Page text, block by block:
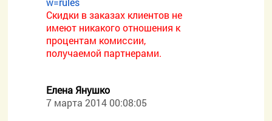
Скидки в заказах клиентов не
имеют никакого отношения к
процентам комиссии,
получаемой партнерами.
Елена Янушко
7 марта 2014 00:08:05